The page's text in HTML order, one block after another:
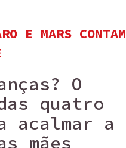
E MARS CONTAM
O
quatro
acalmar a
mães